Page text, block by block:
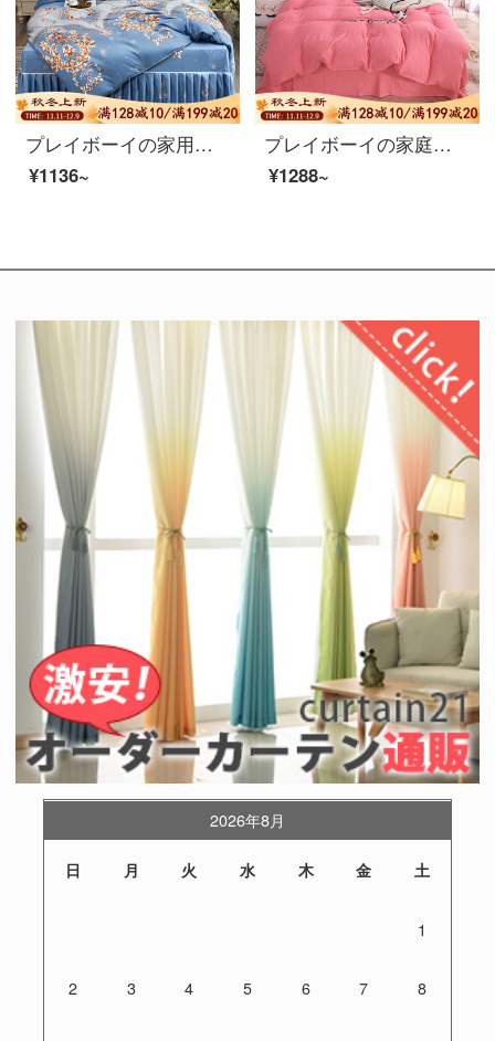
プレイボーイの家用紡欧風ベッドスカート四点セット冬の厚めのデニム磨きins王女風ベッドシーツ用品布団カバー三点セット1.2/1.5/1.8北欧スタイル【ベッドスカートスタイル】1.8 mベッドスカート四点セット
¥1136~
プレイボーイの家庭用紡績無地水洗い綿四点セットins北欧少女ベッドの上の四点セットはシンプルで現代的で清新なお姫様風非綿の厚い水洗い綿4点セットhello暖かくて柔らかな赤1.5 m/1.8 mのシーツのタイプです。
¥1288~
2026年8月
日 月 火 水 木 金 土
1
2 3 4 5 6 7 8